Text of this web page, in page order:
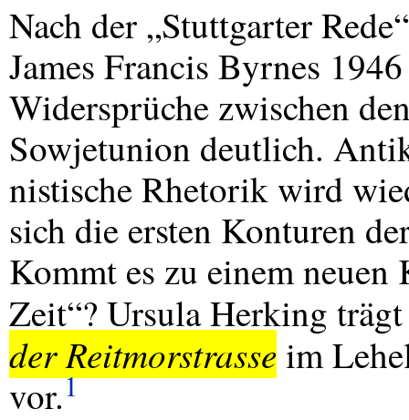
Nach der „Stuttgarter
James Francis Byrnes
Widersprüche zwischen
Sowjetunion deutlich.
nistische Rhetorik wird
sich die ersten Konturen
Kommt es zu einem
Zeit“? Ursula Herking
der Reitmorstrasse im
vor.1